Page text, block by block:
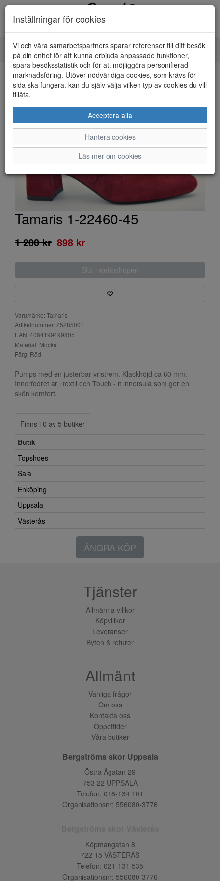
Toggle
navigation
HEM
Tamaris 1-22460-45
1 200 kr 898 kr
Slut i webbshopen
Varumärke: Tamaris
Artikelnummer: 25285001
EAN: 4064199499805
Material: Mocka
Färg: Röd
Pumps med en justerbar vristrem. Klackhöjd ca 60 mm.
Innerfodret är i textil och Touch - it innersula som ger en
skön komfort.
Finns i 0 av 5 butiker
Butik
Topshoes
Sala
Enköping
Uppsala
Västerås
ÅNGRA KÖP
Inställningar för cookies
Vi och våra samarbetspartners sparar referenser till ditt besök
på din enhet för att kunna erbjuda anpassade funktioner,
spara besöksstatistik och för att möjliggöra personifierad
marknadsföring. Utöver nödvändiga cookies, som krävs för
sida ska fungera, kan du själv välja vilken typ av cookies du vill
tillåta.
Acceptera alla
Hantera cookies
Läs mer om cookies
Tjänster
Allmänna villkor
Köpvillkor
Leveranser
Byten & returer
Allmänt
Vanliga frågor
Om oss
Kontakta oss
Öppettider
Våra butiker
Bergströms skor Uppsala
Östra Ågatan 29
753 22 UPPSALA
Telefon: 018-134 101
Organisationsnr: 556080-3776
Köpmangatan 8
722 15 VÄSTERÅS
Telefon: 021-131 535
Organisationsnr: 556080-3776